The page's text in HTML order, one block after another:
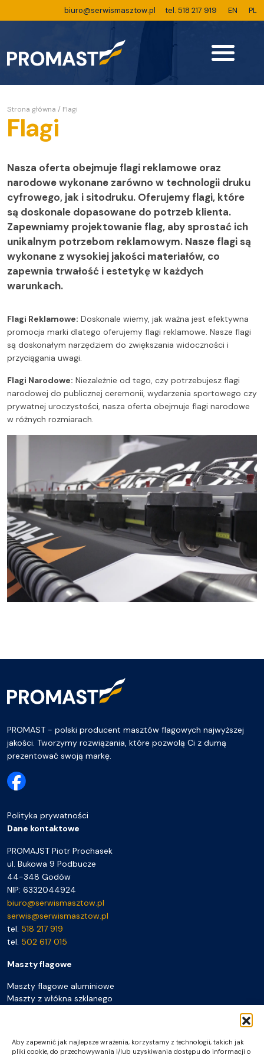
Aby zapewnić jak najlepsze wrażenia, korzystamy z technologii, takich jak
pliki cookie, do przechowywania i/lub uzyskiwania dostępu do informacji o
biuro@serwismasztow.pl tel. 518 217 919 EN PL
Strona główna / Flagi
Flagi
Nasza oferta obejmuje flagi reklamowe oraz
narodowe wykonane zarówno w technologii druku
cyfrowego, jak i sitodruku. Oferujemy flagi, które
są doskonale dopasowane do potrzeb klienta.
Zapewniamy projektowanie flag, aby sprostać ich
unikalnym potrzebom reklamowym. Nasze flagi są
wykonane z wysokiej jakości materiałów, co
zapewnia trwałość i estetykę w każdych
warunkach.
Flagi Reklamowe: Doskonale wiemy, jak ważna jest efektywna
promocja marki dlatego oferujemy flagi reklamowe. Nasze flagi
są doskonałym narzędziem do zwiększania widoczności i
przyciągania uwagi.
Flagi Narodowe: Niezależnie od tego, czy potrzebujesz flagi
narodowej do publicznej ceremonii, wydarzenia sportowego czy
prywatnej uroczystości, nasza oferta obejmuje flagi narodowe
w różnych rozmiarach.
PROMAST - polski producent masztów flagowych najwyższej
jakości. Tworzymy rozwiązania, które pozwolą Ci z dumą
prezentować swoją markę.
Polityka prywatności
Dane kontaktowe
PROMAJST Piotr Prochasek
ul. Bukowa 9 Podbucze
44-348 Godów
NIP: 6332044924
biuro@serwismasztow.pl
serwis@serwismasztow.pl
tel. 518 217 919
tel. 502 617 015
Maszty flagowe
Maszty flagowe aluminiowe
Maszty z włókna szklanego
Akcesoria do masztów